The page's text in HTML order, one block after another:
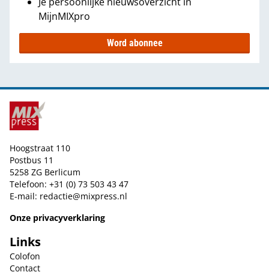
MijnMIXpro
Word abonnee
Hoogstraat 110
Postbus 11
5258 ZG Berlicum
Telefoon: +31 (0) 73 503 43 47
E-mail: redactie@mixpress.nl
Onze privacyverklaring
Links
Colofon
Contact